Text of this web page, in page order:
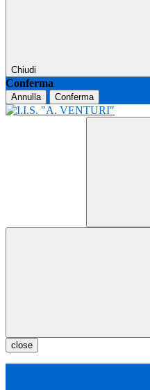
Chiudi
Conferma
Annulla Conferma
close